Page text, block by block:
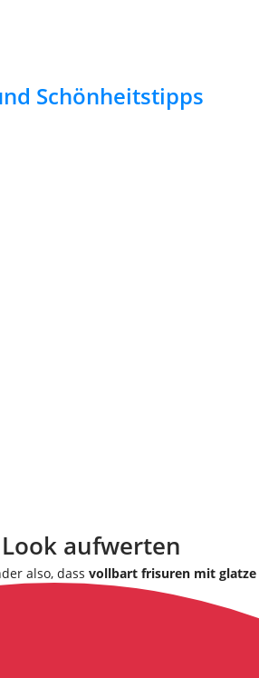
Schönheitstipps
aufwerten
also, dass vollbart frisuren mit glatze